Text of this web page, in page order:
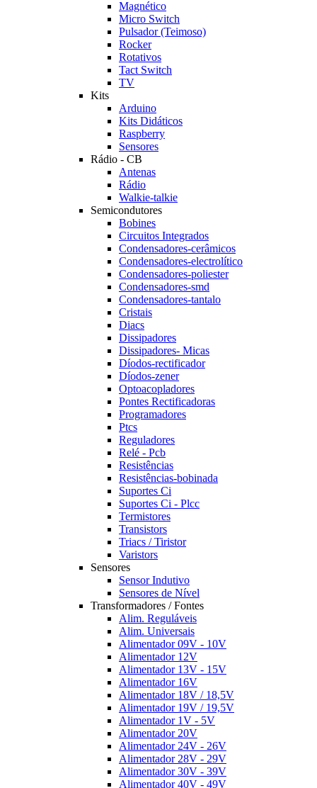
Magnético
Micro Switch
Pulsador (Teimoso)
Rocker
Rotativos
Tact Switch
TV
Kits
Arduino
Kits Didáticos
Raspberry
Sensores
Rádio - CB
Antenas
Rádio
Walkie-talkie
Semicondutores
Bobines
Circuitos Integrados
Condensadores-cerâmicos
Condensadores-electrolítico
Condensadores-poliester
Condensadores-smd
Condensadores-tantalo
Cristais
Diacs
Dissipadores
Dissipadores- Micas
Díodos-rectificador
Díodos-zener
Optoacopladores
Pontes Rectificadoras
Programadores
Ptcs
Reguladores
Relé - Pcb
Resistências
Resistências-bobinada
Suportes Ci
Suportes Ci - Plcc
Termistores
Transistors
Triacs / Tiristor
Varistors
Sensores
Sensor Indutivo
Sensores de Nível
Transformadores / Fontes
Alim. Reguláveis
Alim. Universais
Alimentador 09V - 10V
Alimentador 12V
Alimentador 13V - 15V
Alimentador 16V
Alimentador 18V / 18,5V
Alimentador 19V / 19,5V
Alimentador 1V - 5V
Alimentador 20V
Alimentador 24V - 26V
Alimentador 28V - 29V
Alimentador 30V - 39V
Alimentador 40V - 49V